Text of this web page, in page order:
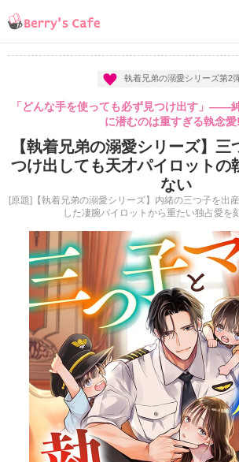
執着兄弟の溺愛シリーズ第2
「どんな手を使っても必ず見つけ出す」――
に潜むのは重すぎる執念
【執着兄弟の溺愛シリーズ】
つけ出しても天才パイロットの
ない
[原題]【執着兄弟の溺愛シリーズ】内緒の三つ子を出
した凄腕パイロットから重たい独占愛を